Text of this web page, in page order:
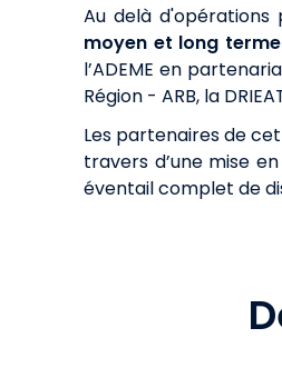
Au delà d'opérations
moyen et long
l’ADEME en
Région - ARB, la
Les partenaires de
travers d’une mise
éventail complet de